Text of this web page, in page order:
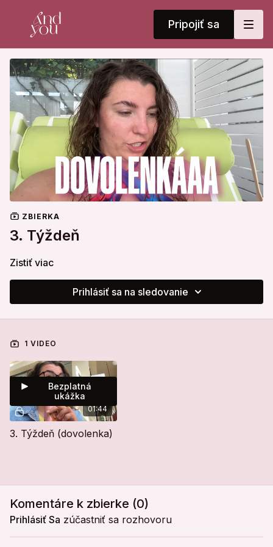
Pripojiť sa
ZBIERKA
3. Týždeň
Zistiť viac
Prihlásiť sa na sledovanie
1 VIDEO
01:44
Bezplatná
ukážka
3. Týždeň (dovolenka)
Komentáre k zbierke (0)
Prihlásiť Sa zúčastniť sa rozhovoru